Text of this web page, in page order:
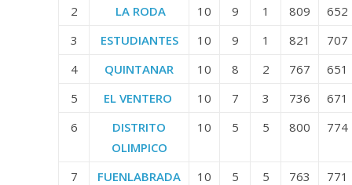
2
LA RODA 10 9 1 809
652
3
ESTUDIANTES 10 9 1 821
707
4
QUINTANAR 10 8 2 767
651
5
EL VENTERO 10 7 3 736
671
6
DISTRITO
OLIMPICO
10 5 5 800 774
7 FUENLABRADA 10 5 5 763
771